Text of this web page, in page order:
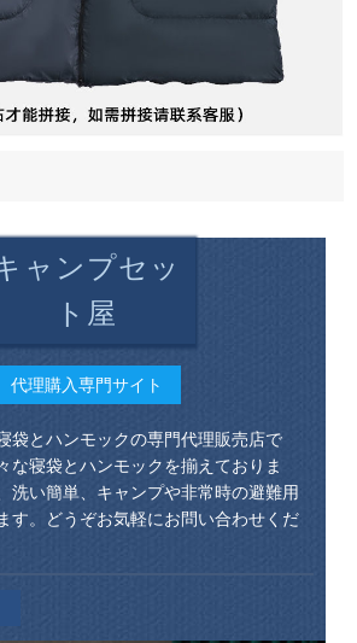
ャンプセッ
ト屋
代理購入専門サイト
袋とハンモックの専門代理販売店で
な寝袋とハンモックを揃えておりま
洗い簡単、キャンプや非常時の避難用
す。どうぞお気軽にお問い合わせくだ